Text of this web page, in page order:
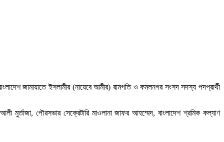
জামায়াতে ইসলামীর (নায়েবে আমীর) রামগতি ও কমলনগর সংসদ সদস্য পদপ্রার্থী
মুর্তাজা, পৌরসভার সেক্রেটারি মাওলানা জাফর আহম্মেদ, বাংলাদেশ শ্রমিক কল্যাণ